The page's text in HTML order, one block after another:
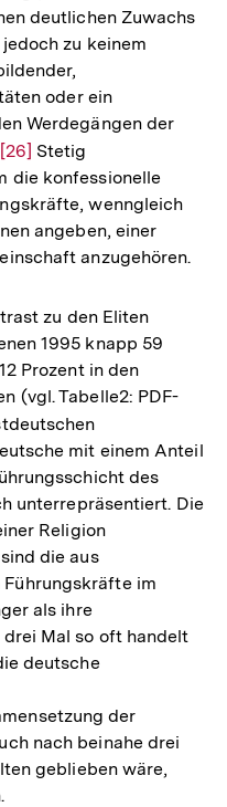
deutlichen Zuwachs
zu keinem
oder ein
Werdegängen der
Zur
Auflösung
der
Fußnote
[26] Stetig
die konfessionelle
wenngleich
angeben, einer
anzugehören.
zu den Eliten
1995 knapp 59
Prozent in den
(vgl. Tabelle2: PDF-
mit einem Anteil
des
unterrepräsentiert. Die
Religion
die aus
im
als ihre
Mal so oft handelt
deutsche
der
nach beinahe drei
geblieben wäre,